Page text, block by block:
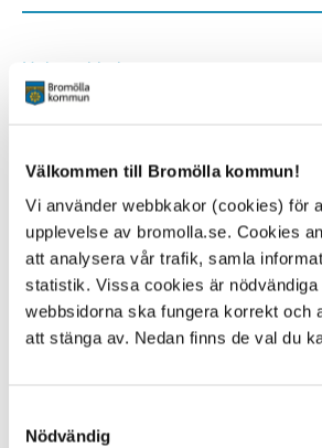
Välkommen till Bromölla kommun!
Vi använder webbkakor (cookies) för
upplevelse av bromolla.se. Cookies
att analysera vår trafik, samla
statistik. Vissa cookies är nödvändiga
webbsidorna ska fungera korrekt och
att stänga av. Nedan finns de val du
Nödvändig
Hela webbplatsen
Alla platser